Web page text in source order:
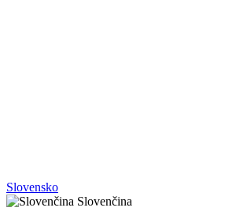
Slovensko
Slovenčina